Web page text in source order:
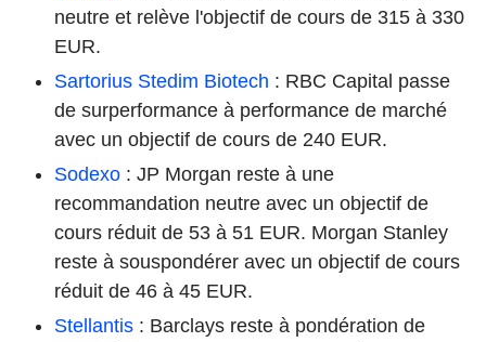
neutre et relève l'objectif de cours de 315 à 330
EUR.
Sartorius Stedim Biotech : RBC Capital passe
de surperformance à performance de marché
avec un objectif de cours de 240 EUR.
Sodexo : JP Morgan reste à une
recommandation neutre avec un objectif de
cours réduit de 53 à 51 EUR. Morgan Stanley
reste à souspondérer avec un objectif de cours
réduit de 46 à 45 EUR.
Stellantis : Barclays reste à pondération de